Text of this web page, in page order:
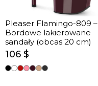
Pleaser Flamingo-809 –
Bordowe lakierowane
sandały (obcas 20 cm)
106 $